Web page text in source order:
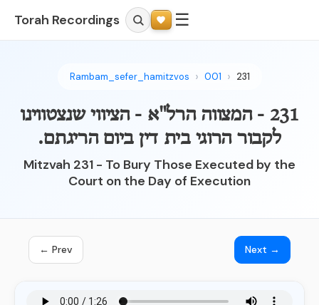
Torah Recordings ☰
Rambam_sefer_hamitzvos 001 231
231 - המצווה הרל"א - הציווי שנצטווינו
לקבור הרוגי בית דין ביום הריגתם.
Mitzvah 231 - To Bury Those Executed by the
Court on the Day of Execution
← Prev Next →